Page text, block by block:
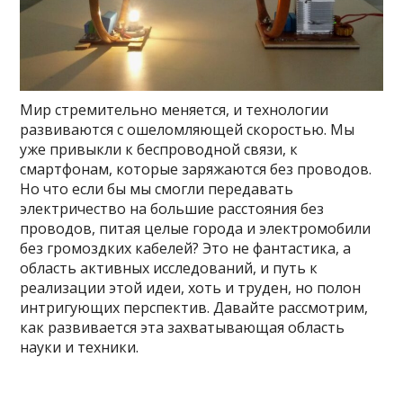
Мир стремительно меняется, и технологии
развиваются с ошеломляющей скоростью. Мы
уже привыкли к беспроводной связи, к
смартфонам, которые заряжаются без проводов.
Но что если бы мы смогли передавать
электричество на большие расстояния без
проводов, питая целые города и электромобили
без громоздких кабелей? Это не фантастика, а
область активных исследований, и путь к
реализации этой идеи, хоть и труден, но полон
интригующих перспектив. Давайте рассмотрим,
как развивается эта захватывающая область
науки и техники.